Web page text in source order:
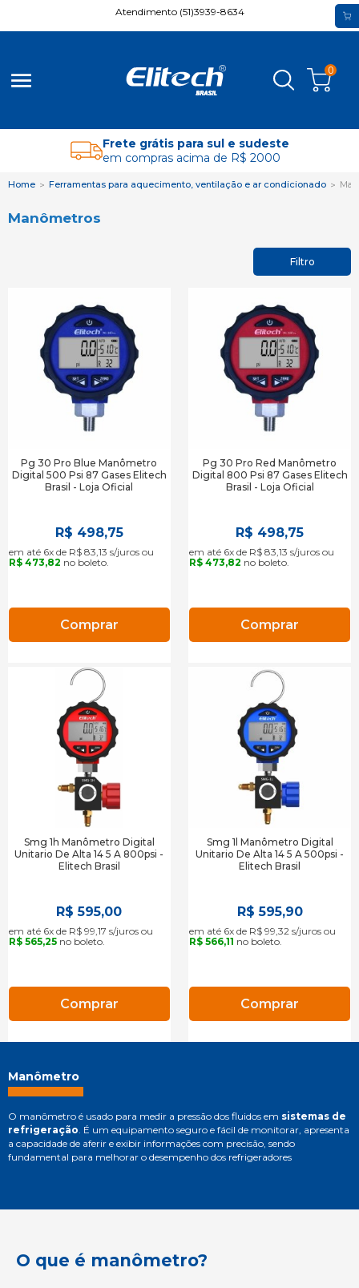
Atendimento (51)3939-8634
menu 0
Frete grátis para sul e sudeste
em compras acima de R$ 2000
Home Ferramentas para aquecimento, ventilação e ar condicionado
Manômetros
Filtro
Pg 30 Pro Blue Manômetro
Digital 500 Psi 87 Gases Elitech
Brasil - Loja Oficial
R$ 498,75
em até 6x de R$ 83,13 s/juros ou
R$ 473,82 no boleto.
Comprar
Pg 30 Pro Red Manômetro
Digital 800 Psi 87 Gases Elitech
Brasil - Loja Oficial
R$ 498,75
em até 6x de R$ 83,13 s/juros ou
R$ 473,82 no boleto.
Comprar
Smg 1h Manômetro Digital
Unitario De Alta 14 5 A 800psi -
Elitech Brasil
R$ 595,00
em até 6x de R$ 99,17 s/juros ou
R$ 565,25 no boleto.
Comprar
Smg 1l Manômetro Digital
Unitario De Alta 14 5 A 500psi -
Elitech Brasil
R$ 595,90
em até 6x de R$ 99,32 s/juros ou
R$ 566,11 no boleto.
Comprar
Manômetro
O manômetro é usado para medir a pressão dos fluidos em sistemas de
refrigeração . É um equipamento seguro e fácil de monitorar, apresenta
a capacidade de aferir e exibir informações com precisão, sendo
fundamental para melhorar o desempenho dos refrigeradores
O que é manômetro?